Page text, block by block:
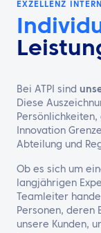
EXZELLENZ
Bei ATPI sind
Diese
Persönlichkeiten,
Innovation
Abteilung und
Ob es sich um
langjährigen
Teamleiter
Personen, deren
unsere Kunden,